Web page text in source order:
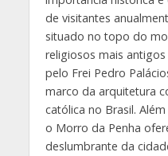
de visitantes
situado no topo do
religiosos mais
pelo Frei Pedro
marco da arquitetura
católica no Brasil.
o Morro da Penha
deslumbrante da